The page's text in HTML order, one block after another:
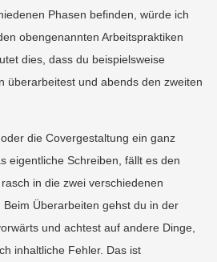
Phasen befinden, würde ich
obengenannten Arbeitspraktiken
dies, dass du beispielsweise
überarbeitest und abends den zweiten
die Covergestaltung ein ganz
eigentliche Schreiben, fällt es den
in die zwei verschiedenen
Überarbeiten gehst du in der
und achtest auf andere Dinge,
inhaltliche Fehler. Das ist